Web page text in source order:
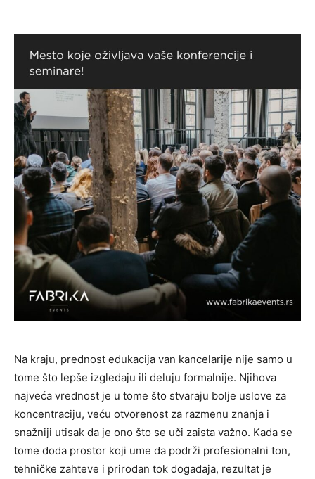
Na kraju, prednost edukacija van kancelarije nije samo u
tome što lepše izgledaju ili deluju formalnije. Njihova
najveća vrednost je u tome što stvaraju bolje uslove za
koncentraciju, veću otvorenost za razmenu znanja i
snažniji utisak da je ono što se uči zaista važno. Kada se
tome doda prostor koji ume da podrži profesionalni ton,
tehničke zahteve i prirodan tok događaja, rezultat je